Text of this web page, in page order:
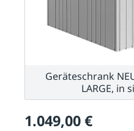
1.049,00 €
Geräteschrank
LARGE, in